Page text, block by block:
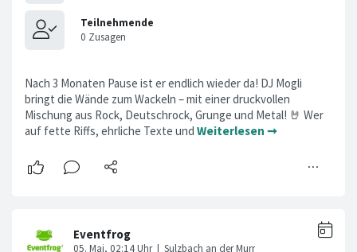
Nach 3 Monaten Pause ist er endlich wieder da! DJ Mogli
bringt die Wände zum Wackeln – mit einer druckvollen
Mischung aus Rock, Deutschrock, Grunge und Metal! 🤘 Wer
auf fette Riffs, ehrliche Texte und Weiterlesen ➞